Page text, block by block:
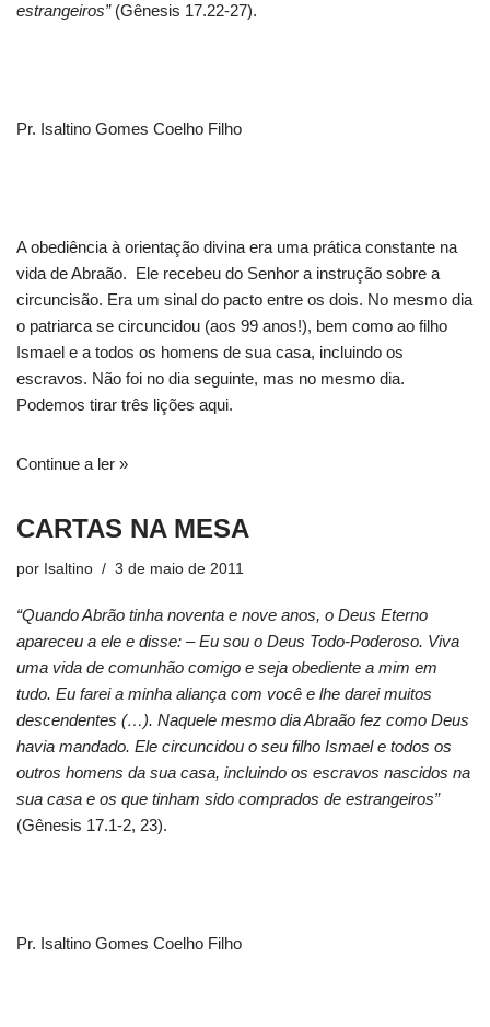
estrangeiros” (Gênesis 17.22-27).
Pr. Isaltino Gomes Coelho Filho
A obediência à orientação divina era uma prática constante na
vida de Abraão. Ele recebeu do Senhor a instrução sobre a
circuncisão. Era um sinal do pacto entre os dois. No mesmo dia
o patriarca se circuncidou (aos 99 anos!), bem como ao filho
Ismael e a todos os homens de sua casa, incluindo os
escravos. Não foi no dia seguinte, mas no mesmo dia.
Podemos tirar três lições aqui.
Continue a ler »
CARTAS NA MESA
por Isaltino 3 de maio de 2011
“Quando Abrão tinha noventa e nove anos, o Deus Eterno
apareceu a ele e disse: – Eu sou o Deus Todo-Poderoso. Viva
uma vida de comunhão comigo e seja obediente a mim em
tudo. Eu farei a minha aliança com você e lhe darei muitos
descendentes (…). Naquele mesmo dia Abraão fez como Deus
havia mandado. Ele circuncidou o seu filho Ismael e todos os
outros homens da sua casa, incluindo os escravos nascidos na
sua casa e os que tinham sido comprados de estrangeiros”
(Gênesis 17.1-2, 23).
Pr. Isaltino Gomes Coelho Filho